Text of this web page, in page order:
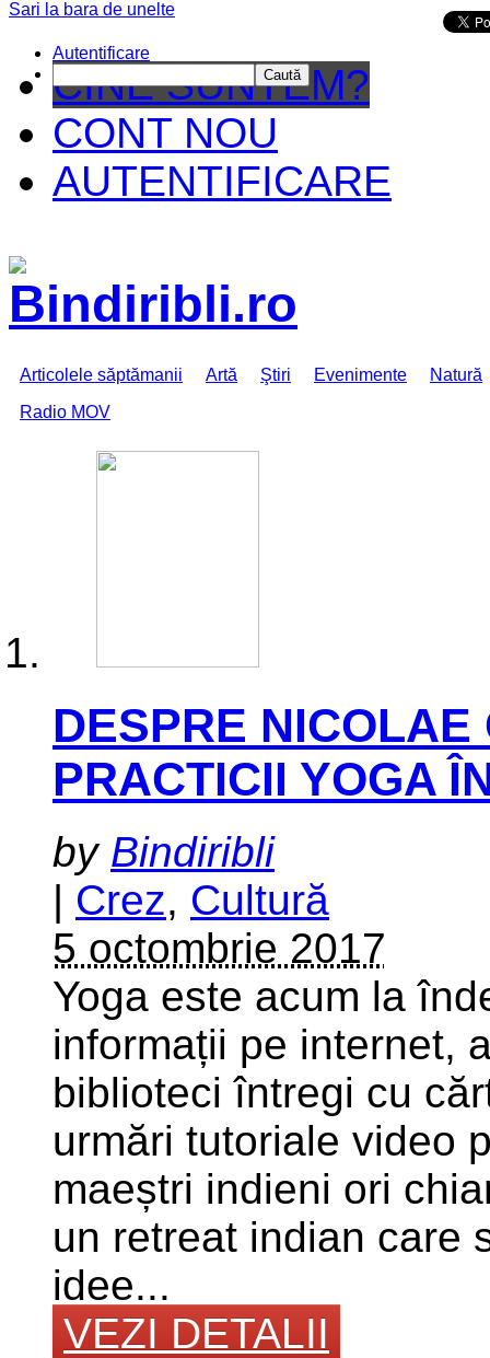
CINE SUNTEM?
CONT NOU
AUTENTIFICARE
Articolele săptămanii Artă Ştiri Evenimente
Natură
Radio MOV
DESPRE
PRACTICII YOGA
by Bindiribli
| Crez, Cultură
5 octombrie 2017
Yoga este acum la
informații pe internet,
biblioteci întregi cu
urmări tutoriale video
maeștri indieni ori
un retreat indian care
idee...
VEZI DETALII
Sari la bara de unelte
Autentificare
Caută